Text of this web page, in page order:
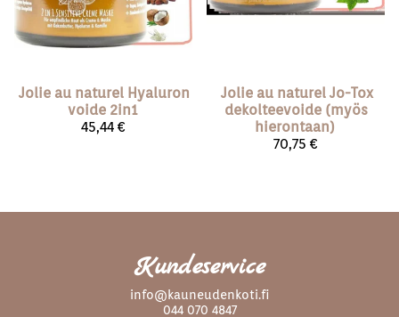
Jolie au naturel Hyaluron
voide 2in1
45,44 €
Jolie au naturel Jo-Tox
dekolteevoide (myös
hierontaan)
70,75 €
Kundeservice
info@kauneudenkoti.fi
044 070 4847